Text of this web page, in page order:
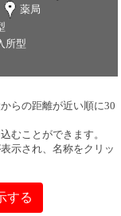
薬局
所型
らの距離が近い順に30
むことができます。
示され、名称をクリッ
する